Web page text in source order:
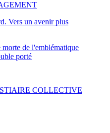
Vers un avenir plus
COLLECTIVE